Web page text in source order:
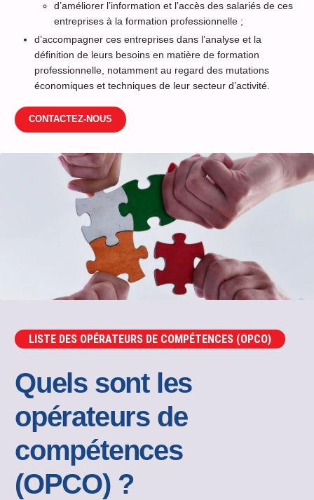
d’améliorer l’information et l’accès des salariés de ces
entreprises à la formation professionnelle ;
d’accompagner ces entreprises dans l’analyse et la
définition de leurs besoins en matière de formation
professionnelle, notamment au regard des mutations
économiques et techniques de leur secteur d’activité.
CONTACTEZ-NOUS
LISTE DES OPÉRATEURS DE COMPÉTENCES (OPCO)
Quels sont les
opérateurs de
compétences
(OPCO) ?